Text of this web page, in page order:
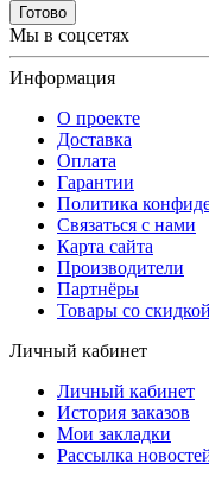
Готово
Мы в соцсетях
Информация
О проекте
Доставка
Оплата
Гарантии
Политика
Связаться с нами
Карта сайта
Производители
Партнёры
Товары со скидкой
Личный кабинет
Личный кабинет
История заказов
Мои закладки
Рассылка